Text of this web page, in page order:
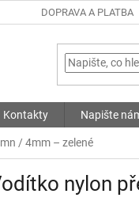
DOPRAVA A PLATBA
Kontakty Napište
/ 4mm – zelené
nylon